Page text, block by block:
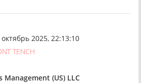
2025, 22:13:10
TENCH
Management (US) LLC